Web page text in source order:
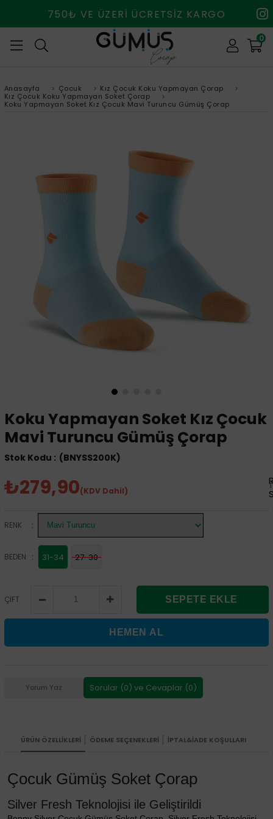
750₺ VE ÜZERİ ÜCRETSİZ KARGO
0
Anasayfa > Çocuk > Kız Çocuk Koku Yapmayan Çorap
>
Kız Çocuk Koku Yapmayan Soket Çorap
>
Koku Yapmayan Soket Kız Çocuk Mavi Turuncu Gümüş Çorap
Koku Yapmayan Soket Kız Çocuk
Mavi Turuncu Gümüş Çorap
(BNYSS200K)
₺279,90(KDV Dahil)
RENK :
BEDEN : 31-34 27-30
ÇİFT
Yorum Yaz Sorular (0) ve Cevaplar (0)
ÜRÜN ÖZELLIKLERI ÖDEME SEÇENEKLERI İPTAL&İADE KOŞULLARI
Çocuk Gümüş Soket Çorap
Silver Fresh Teknolojisi ile Geliştirildi